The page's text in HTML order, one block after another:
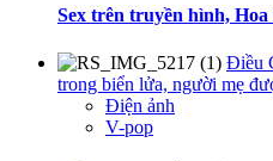
Sex trên truyền hình,
Điều
trong biển lửa, người mẹ
Điện ảnh
V-pop